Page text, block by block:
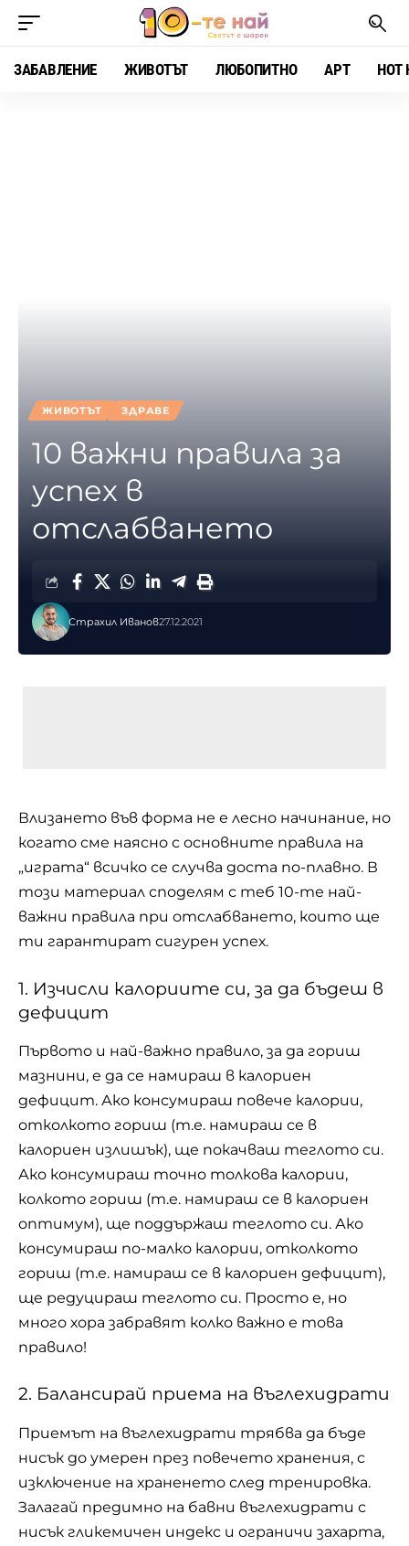
ЗАБАВЛЕНИЕ ЖИВОТЪТ ЛЮБОПИТНО АРТ HOT
ЖИВОТЪТ ЗДРАВЕ
10 важни правила за
успех в
отслабването
Страхил Иванов27.12.2021
Влизането във форма не е лесно начинание, но
когато сме наясно с основните правила на
„играта“ всичко се случва доста по-плавно. В
този материал споделям с теб 10-те най-
важни правила при отслабването, които ще
ти гарантират сигурен успех.
1. Изчисли калориите си, за да бъдеш в
дефицит
Първото и най-важно правило, за да гориш
мазнини, е да се намираш в калориен
дефицит. Ако консумираш повече калории,
отколкото гориш (т.е. намираш се в
калориен излишък), ще покачваш теглото си.
Ако консумираш точно толкова калории,
колкото гориш (т.е. намираш се в калориен
оптимум), ще поддържаш теглото си. Ако
консумираш по-малко калории, отколкото
гориш (т.е. намираш се в калориен дефицит),
ще редуцираш теглото си. Просто е, но
много хора забравят колко важно е това
правило!
2. Балансирай приема на въглехидрати
Приемът на въглехидрати трябва да бъде
нисък до умерен през повечето хранения, с
изключение на храненето след тренировка.
Залагай предимно на бавни въглехидрати с
нисък гликемичен индекс и ограничи захарта,